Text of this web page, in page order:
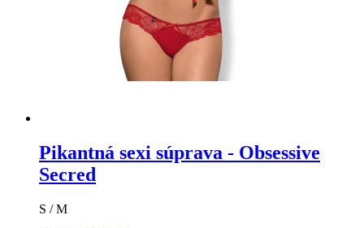
Pikantná sexi súprava - Obsessive
Secred
S / M